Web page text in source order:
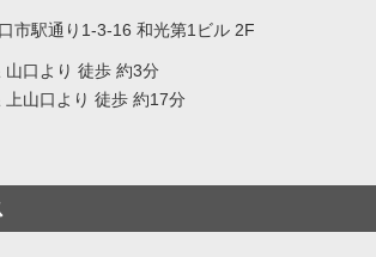
市駅通り1-3-16 和光第1ビル 2F
山口より 徒歩 約3分
上山口より 徒歩 約17分